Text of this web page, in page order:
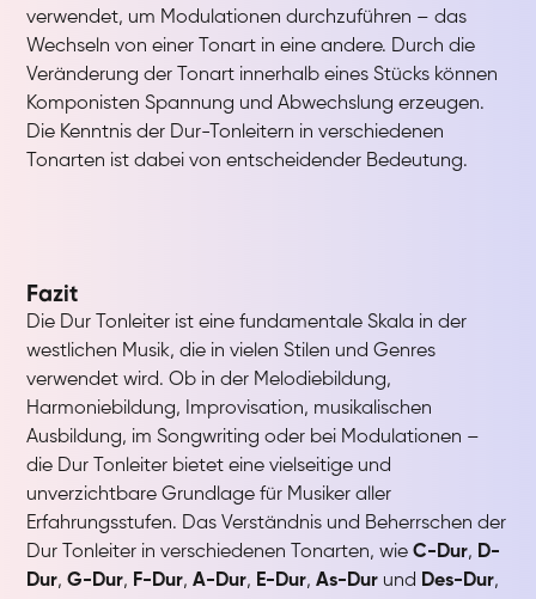
verwendet, um Modulationen durchzuführen – das
Wechseln von einer Tonart in eine andere. Durch die
Veränderung der Tonart innerhalb eines Stücks können
Komponisten Spannung und Abwechslung erzeugen.
Die Kenntnis der Dur-Tonleitern in verschiedenen
Tonarten ist dabei von entscheidender Bedeutung.
Fazit
Die Dur Tonleiter ist eine fundamentale Skala in der
westlichen Musik, die in vielen Stilen und Genres
verwendet wird. Ob in der Melodiebildung,
Harmoniebildung, Improvisation, musikalischen
Ausbildung, im Songwriting oder bei Modulationen –
die Dur Tonleiter bietet eine vielseitige und
unverzichtbare Grundlage für Musiker aller
Erfahrungsstufen. Das Verständnis und Beherrschen der
Dur Tonleiter in verschiedenen Tonarten, wieC-Dur, D-
Dur,G-Dur, F-Dur,A-Dur, E-Dur,As-Dur und Des-Dur,